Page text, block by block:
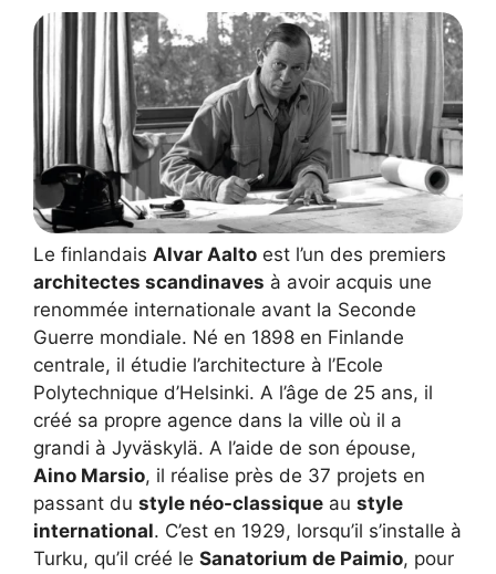
Le finlandais Alvar Aalto est l’un des premiers
architectes scandinaves à avoir acquis une
renommée internationale avant la Seconde
Guerre mondiale. Né en 1898 en Finlande
centrale, il étudie l’architecture à l’Ecole
Polytechnique d’Helsinki. A l’âge de 25 ans, il
créé sa propre agence dans la ville où il a
grandi à Jyväskylä. A l’aide de son épouse,
Aino Marsio, il réalise près de 37 projets en
passant du style néo-classique au style
international. C’est en 1929, lorsqu’il s’installe à
Turku, qu’il créé le Sanatorium de Paimio, pour